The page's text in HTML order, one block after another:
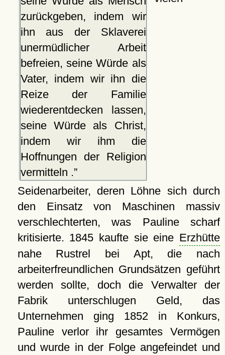
zurückgeben, indem wir
ihn aus der Sklaverei
unermüdlicher Arbeit
befreien, seine Würde als
Vater, indem wir ihn die
Reize der Familie
wiederentdecken lassen,
seine Würde als Christ,
indem wir ihm die
Hoffnungen der Religion
vermitteln .
Seidenarbeiter, deren Löhne sich durch
den Einsatz von Maschinen massiv
verschlechterten, was Pauline scharf
kritisierte. 1845 kaufte sie eine Erzhütte
nahe Rustrel bei Apt, die nach
arbeiterfreundlichen Grundsätzen geführt
werden sollte, doch die Verwalter der
Fabrik unterschlugen Geld, das
Unternehmen ging 1852 in Konkurs,
Pauline verlor ihr gesamtes Vermögen
und wurde in der Folge angefeindet und